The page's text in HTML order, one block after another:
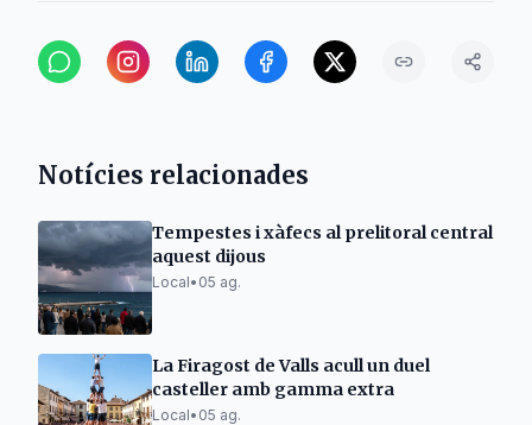
Notícies relacionades
Tempestes i xàfecs al prelitoral central
aquest dijous
Local• 05 ag.
La Firagost de Valls acull un duel
casteller amb gamma extra
Local• 05 ag.